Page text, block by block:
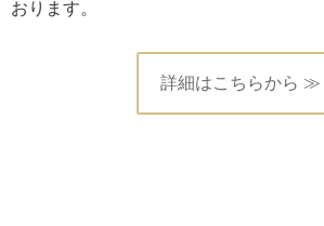
おります。
詳細はこちらから ≫